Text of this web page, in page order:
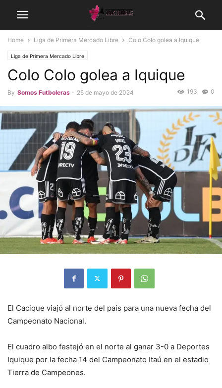
Home Liga de Primera Mercado Libre Colo Colo golea a Iquique
Liga de Primera Mercado Libre
Colo Colo golea a Iquique
By Somos Futboleras - 25 de mayo de 2024 0
193
El Cacique viajó al norte del país para una nueva fecha del
Campeonato Nacional.
El cuadro albo festejó en el norte al ganar 3-0 a Deportes
Iquique por la fecha 14 del Campeonato Itaú en el estadio
Tierra de Campeones.